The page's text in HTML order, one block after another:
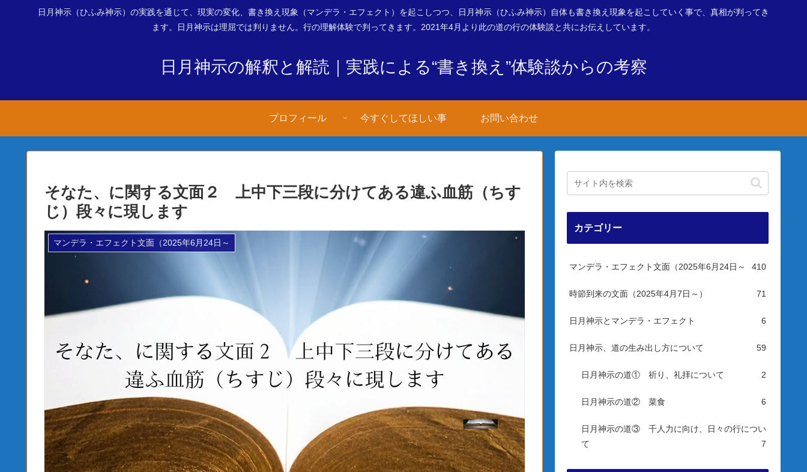
日月神示（ひふみ神示）の実践を通じて、現実の変化、書き換え現象（マンデラ・エフェクト）を起こしつつ、日月神示（ひふみ神示）自体も書き換え現象を起こしていく事で、真相が判ってき
ます。日月神示は理屈では判りません。行の理解体験で判ってきます。2021年4月より此の道の行の体験談と共にお伝えしています。
日月神示の解釈と解読｜実践による“書き換え”体験談からの考察
プロフィール 今すぐしてほしい事 お問い合わせ
そなた、に関する文面２ 上中下三段に分けてある違ふ血筋（ちす
じ）段々に現します
マンデラ・エフェクト文面（2025年6月24日～
カテゴリー
マンデラ・エフェクト文面（2025年6月24日～ 410
時節到来の文面（2025年4月7日～） 71
日月神示とマンデラ・エフェクト 6
日月神示、道の生み出し方について 59
日月神示の道① 祈り、礼拝について 2
日月神示の道② 菜食 6
日月神示の道③ 千人力に向け、日々の行につい
て
7